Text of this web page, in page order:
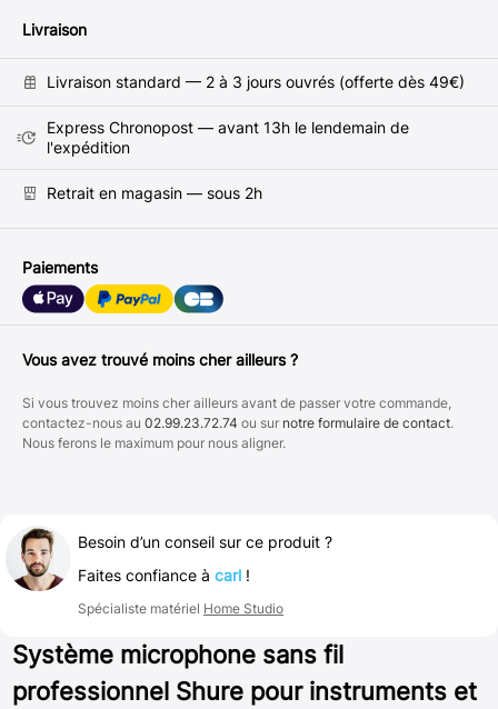
Livraison
Livraison standard — 2 à 3 jours ouvrés (offerte dès 49€)
Express Chronopost — avant 13h le lendemain de
l'expédition
Retrait en magasin — sous 2h
Paiements
Vous avez trouvé moins cher ailleurs ?
Si vous trouvez moins cher ailleurs avant de passer votre commande,
contactez-nous au 02.99.23.72.74 ou sur notre formulaire de contact.
Nous ferons le maximum pour nous aligner.
Besoin d’un conseil sur ce produit ?
Faites confiance à carl !
Spécialiste matériel Home Studio
Système microphone sans fil
professionnel Shure pour instruments et